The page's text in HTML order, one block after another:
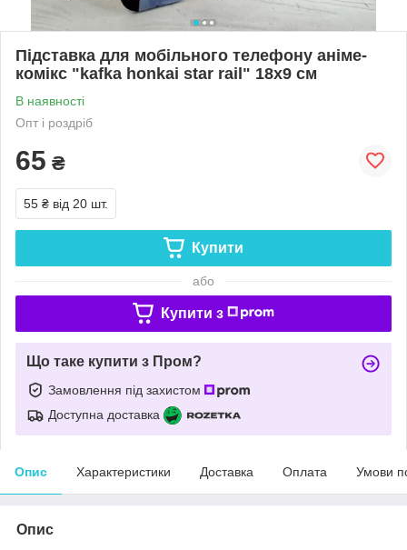
Підставка для мобільного телефону аніме-
комікс "kafka honkai star rail" 18х9 см
В наявності
Опт і роздріб
65 ₴
55 ₴ від 20 шт.
Купити
або
Купити з
Що таке купити з Пром?
Замовлення під захистом
Доступна доставка
Опис Характеристики Доставка Оплата Умови
Опис